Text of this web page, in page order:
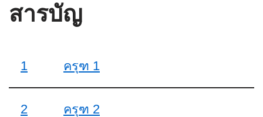
สารบัญ
1 ครุฑ 1
2 ครุฑ 2